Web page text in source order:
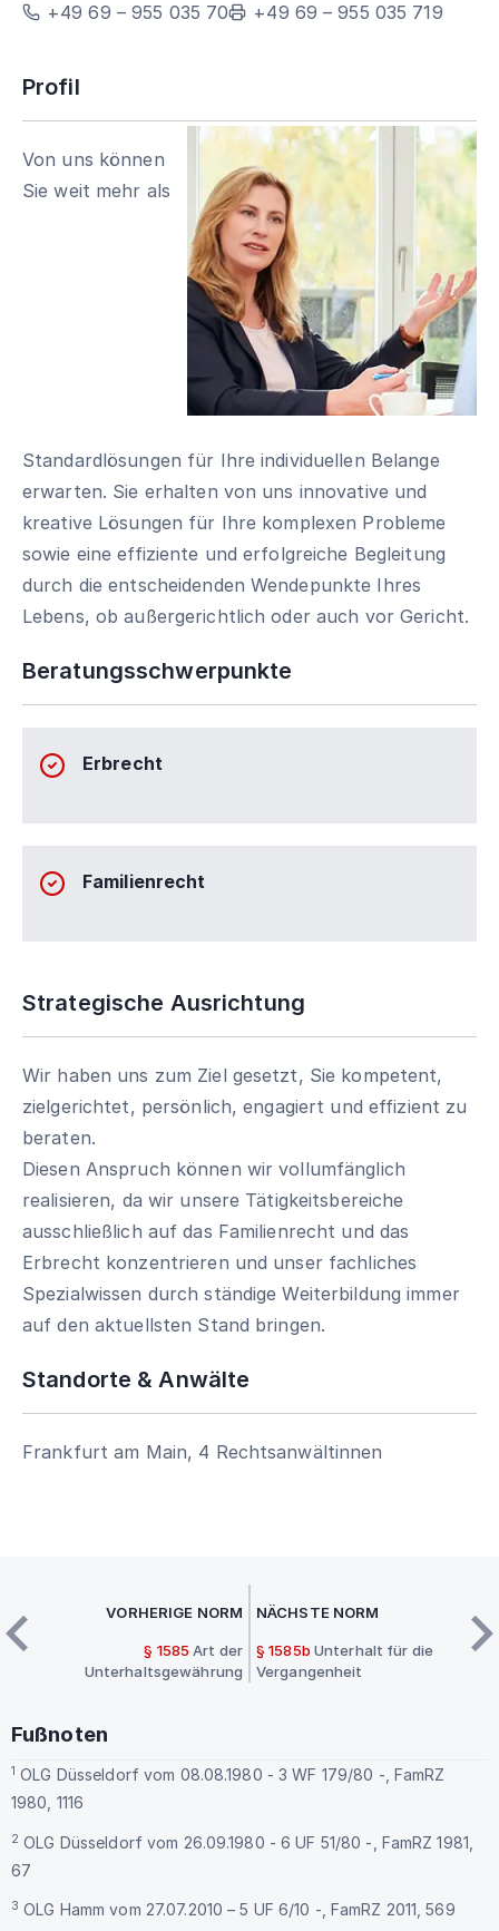
+49 69 – 955 035 70
+49 69 – 955 035 719
Profil
Von uns können
Sie weit mehr als
Standardlösungen für Ihre individuellen Belange
erwarten. Sie erhalten von uns innovative und
kreative Lösungen für Ihre komplexen Probleme
sowie eine effiziente und erfolgreiche Begleitung
durch die entscheidenden Wendepunkte Ihres
Lebens, ob außergerichtlich oder auch vor Gericht.
Beratungsschwerpunkte
Erbrecht
Familienrecht
Strategische Ausrichtung
Wir haben uns zum Ziel gesetzt, Sie kompetent,
zielgerichtet, persönlich, engagiert und effizient zu
beraten.
Diesen Anspruch können wir vollumfänglich
realisieren, da wir unsere Tätigkeitsbereiche
ausschließlich auf das Familienrecht und das
Erbrecht konzentrieren und unser fachliches
Spezialwissen durch ständige Weiterbildung immer
auf den aktuellsten Stand bringen.
Standorte & Anwälte
Frankfurt am Main, 4 Rechtsanwältinnen
VORHERIGE NORM
§ 1585 Art der
Unterhaltsgewährung
NÄCHSTE NORM
§ 1585b Unterhalt für die
Vergangenheit
Fußnoten
1 OLG Düsseldorf vom 08.08.1980 - 3 WF 179/80 -, FamRZ
1980, 1116
2 OLG Düsseldorf vom 26.09.1980 - 6 UF 51/80 -, FamRZ 1981,
67
3 OLG Hamm vom 27.07.2010 – 5 UF 6/10 -, FamRZ 2011, 569